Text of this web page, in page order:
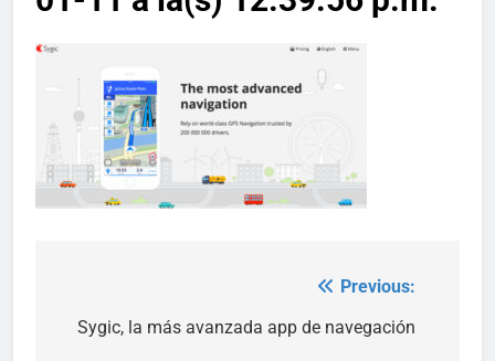
navigation
Previous:
Sygic, la más avanzada app de navegación